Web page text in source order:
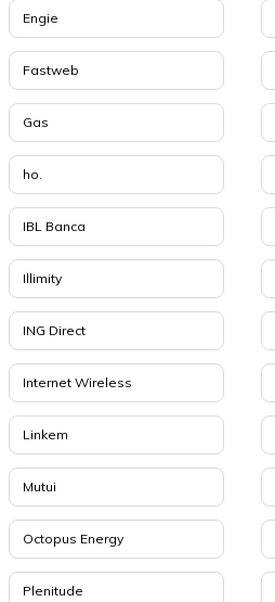
Engie
Fastweb
Gas
ho.
IBL Banca
Illimity
ING Direct
Internet Wireless
Linkem
Mutui
Octopus Energy
Plenitude